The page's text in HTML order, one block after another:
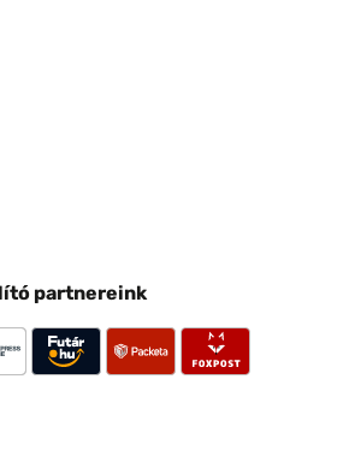
partnereink